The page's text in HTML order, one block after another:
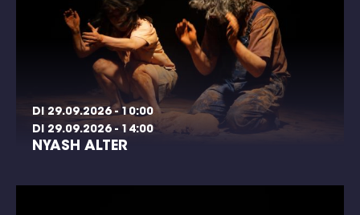
DI 29.09.2026 - 10:00
DI 29.09.2026 - 14:00
NYASH ALTER